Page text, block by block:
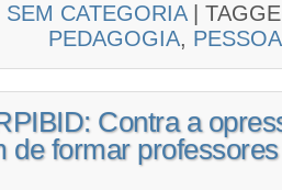
SEM CATEGORIA
PEDAGOGIA,
Contra a
de formar professores